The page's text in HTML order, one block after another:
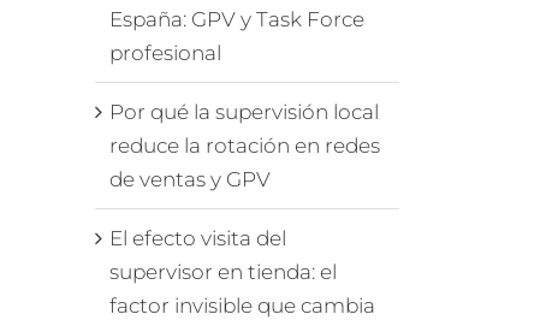
España: GPV y Task Force
profesional
Por qué la supervisión local
reduce la rotación en redes
de ventas y GPV
El efecto visita del
supervisor en tienda: el
factor invisible que cambia